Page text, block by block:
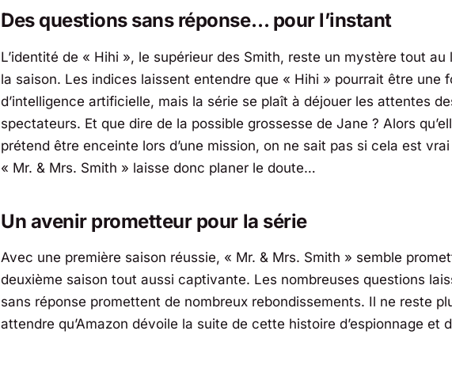
Des questions sans réponse… pour l’instant
L’identité de « Hihi », le supérieur des Smith, reste un mystère tout au
la saison. Les indices laissent entendre que « Hihi » pourrait être une
d’intelligence artificielle, mais la série se plaît à déjouer les attentes
spectateurs. Et que dire de la possible grossesse de Jane ? Alors
prétend être enceinte lors d’une mission, on ne sait pas si cela est
« Mr. & Mrs. Smith » laisse donc planer le doute…
Un avenir prometteur pour la série
Avec une première saison réussie, « Mr. & Mrs. Smith » semble
deuxième saison tout aussi captivante. Les nombreuses questions
sans réponse promettent de nombreux rebondissements. Il ne reste
attendre qu’Amazon dévoile la suite de cette histoire d’espionnage et